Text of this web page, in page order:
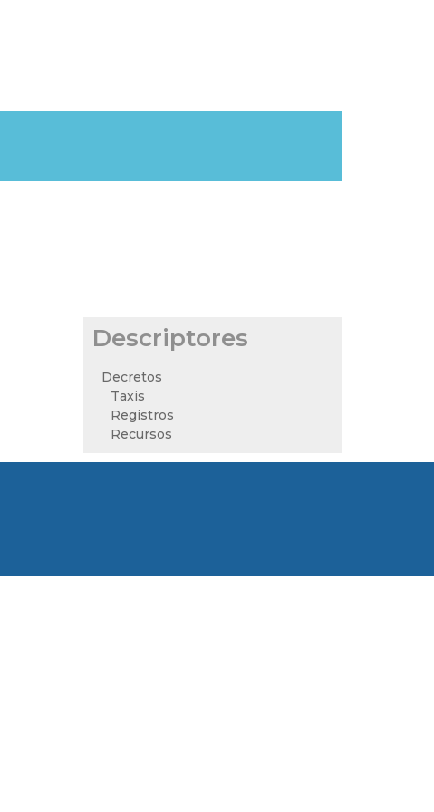
Descriptores
Decretos
Taxis
Registros
Recursos